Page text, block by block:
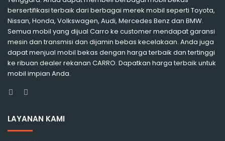
bersertifikasi terbaik dari berbagai merek mobil seperti Toyota,
Nissan, Honda, Volkswagen, Audi, Mercedes Benz dan BMW.
Semua mobil yang dijual Carro ke customer mendapat garansi
mesin dan transmisi dan dijamin bebas kecelakaan. Anda juga
dapat menjual mobil bekas dengan harga terbaik dan tertinggi
ke ribuan dealer rekanan CARRO. Dapatkan harga terbaik untuk
mobil impian Anda.
Facebook
Instagram
LAYANAN KAMI